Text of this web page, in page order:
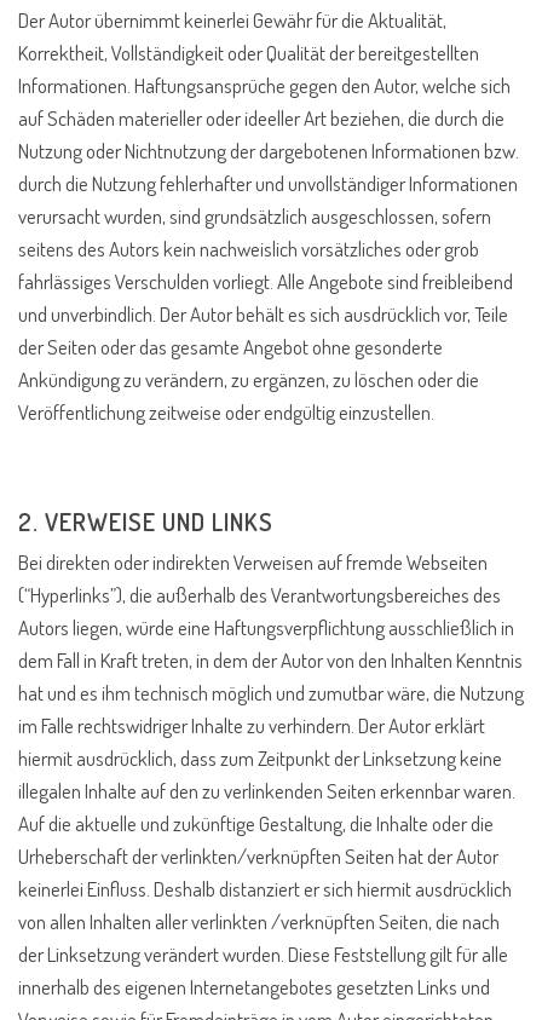
Der Autor übernimmt keinerlei Gewähr für die Aktualität,
Korrektheit, Vollständigkeit oder Qualität der bereitgestellten
Informationen. Haftungsansprüche gegen den Autor, welche sich
auf Schäden materieller oder ideeller Art beziehen, die durch die
Nutzung oder Nichtnutzung der dargebotenen Informationen bzw.
durch die Nutzung fehlerhafter und unvollständiger Informationen
verursacht wurden, sind grundsätzlich ausgeschlossen, sofern
seitens des Autors kein nachweislich vorsätzliches oder grob
fahrlässiges Verschulden vorliegt. Alle Angebote sind freibleibend
und unverbindlich. Der Autor behält es sich ausdrücklich vor, Teile
der Seiten oder das gesamte Angebot ohne gesonderte
Ankündigung zu verändern, zu ergänzen, zu löschen oder die
Veröffentlichung zeitweise oder endgültig einzustellen.
2. VERWEISE UND LINKS
Bei direkten oder indirekten Verweisen auf fremde Webseiten
(“Hyperlinks”), die außerhalb des Verantwortungsbereiches des
Autors liegen, würde eine Haftungsverpflichtung ausschließlich in
dem Fall in Kraft treten, in dem der Autor von den Inhalten Kenntnis
hat und es ihm technisch möglich und zumutbar wäre, die Nutzung
im Falle rechtswidriger Inhalte zu verhindern. Der Autor erklärt
hiermit ausdrücklich, dass zum Zeitpunkt der Linksetzung keine
illegalen Inhalte auf den zu verlinkenden Seiten erkennbar waren.
Auf die aktuelle und zukünftige Gestaltung, die Inhalte oder die
Urheberschaft der verlinkten/verknüpften Seiten hat der Autor
keinerlei Einfluss. Deshalb distanziert er sich hiermit ausdrücklich
von allen Inhalten aller verlinkten /verknüpften Seiten, die nach
der Linksetzung verändert wurden. Diese Feststellung gilt für alle
innerhalb des eigenen Internetangebotes gesetzten Links und